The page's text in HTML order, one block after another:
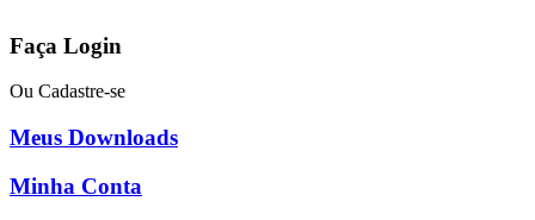
Faça Login
Ou Cadastre-se
Meus Downloads
Minha Conta